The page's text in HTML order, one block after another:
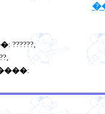
: ??????,
: